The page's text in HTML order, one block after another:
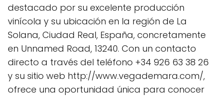
destacado por su excelente producción
vinícola y su ubicación en la región de La
Solana, Ciudad Real, España, concretamente
en Unnamed Road, 13240. Con un contacto
directo a través del teléfono +34 926 63 38 26
y su sitio web http://www.vegademara.com/,
ofrece una oportunidad única para conocer